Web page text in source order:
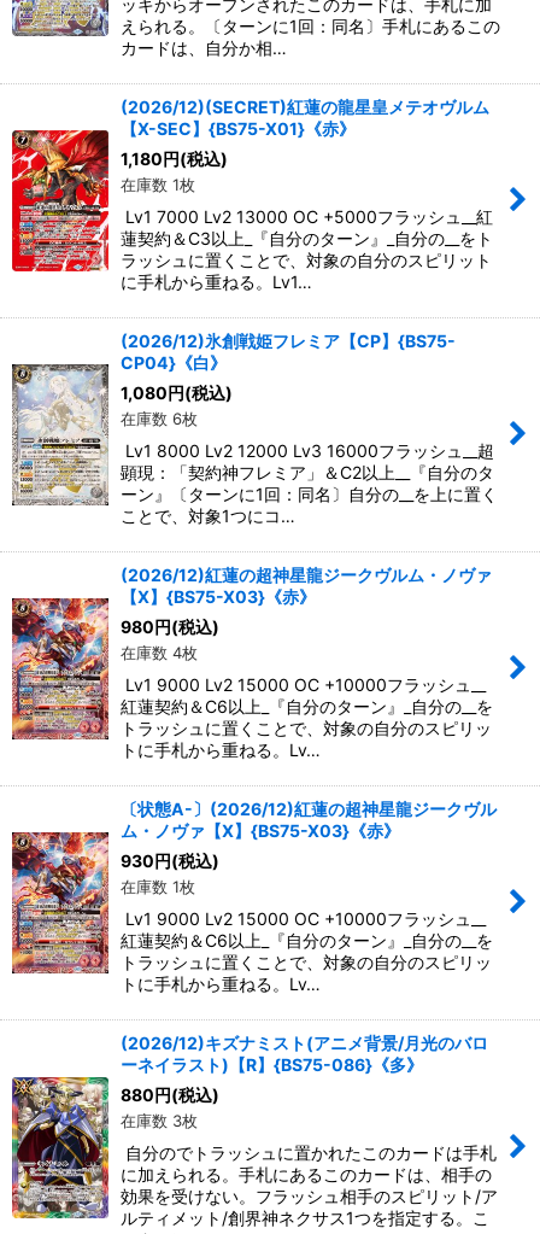
えられる。〔ターンに1回：同名〕手札にあるこの
カードは、自分か相…
(2026/12)(SECRET)紅蓮の龍星皇メテオヴルム
【X-SEC】{BS75-X01}《赤》
1,180円(税込)
在庫数 1枚
Lv1 7000 Lv2 13000 OC +5000フラッシュ__紅
蓮契約＆C3以上_『自分のターン』_自分の__をト
ラッシュに置くことで、対象の自分のスピリット
に手札から重ねる。Lv1…
(2026/12)氷創戦姫フレミア【CP】{BS75-
CP04}《白》
1,080円(税込)
在庫数 6枚
Lv1 8000 Lv2 12000 Lv3 16000フラッシュ__超
顕現：「契約神フレミア」＆C2以上__『自分のタ
ーン』〔ターンに1回：同名〕自分の__を上に置く
ことで、対象1つにコ…
(2026/12)紅蓮の超神星龍ジークヴルム・ノヴァ
【X】{BS75-X03}《赤》
980円(税込)
在庫数 4枚
Lv1 9000 Lv2 15000 OC +10000フラッシュ__
紅蓮契約＆C6以上_『自分のターン』_自分の__を
トラッシュに置くことで、対象の自分のスピリッ
トに手札から重ねる。Lv…
〔状態A-〕(2026/12)紅蓮の超神星龍ジークヴル
ム・ノヴァ【X】{BS75-X03}《赤》
930円(税込)
在庫数 1枚
Lv1 9000 Lv2 15000 OC +10000フラッシュ__
紅蓮契約＆C6以上_『自分のターン』_自分の__を
トラッシュに置くことで、対象の自分のスピリッ
トに手札から重ねる。Lv…
(2026/12)キズナミスト(アニメ背景/月光のバロ
ーネイラスト)【R】{BS75-086}《多》
880円(税込)
在庫数 3枚
自分のでトラッシュに置かれたこのカードは手札
に加えられる。手札にあるこのカードは、相手の
効果を受けない。フラッシュ相手のスピリット/ア
ルティメット/創界神ネクサス1つを指定する。こ